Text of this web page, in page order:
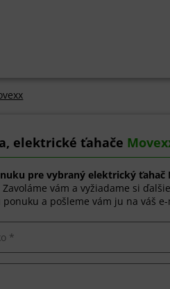
elektrické ťahače
pre vybraný elektrický ťahač
vám a vyžiadame si
a pošleme vám ju na váš